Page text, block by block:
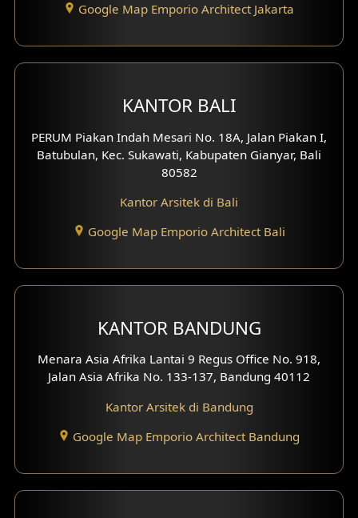
Google Map Emporio Architect Jakarta
KANTOR BALI
PERUM Piakan Indah Mesari No. 18A, Jalan Piakan I,
Batubulan, Kec. Sukawati, Kabupaten Gianyar, Bali
80582
Kantor Arsitek di Bali
Google Map Emporio Architect Bali
KANTOR BANDUNG
Menara Asia Afrika Lantai 9 Regus Office No. 918,
Jalan Asia Afrika No. 133-137, Bandung 40112
Kantor Arsitek di Bandung
Google Map Emporio Architect Bandung